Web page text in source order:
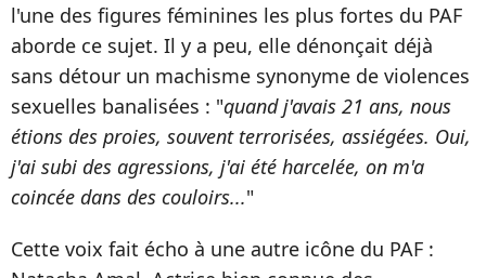
l'une des figures féminines les plus fortes du PAF
aborde ce sujet. Il y a peu, elle dénonçait déjà
sans détour un machisme synonyme de violences
sexuelles banalisées : "quand j'avais 21 ans, nous
étions des proies, souvent terrorisées, assiégées. Oui,
j'ai subi des agressions, j'ai été harcelée, on m'a
coincée dans des couloirs..."
Cette voix fait écho à une autre icône du PAF :